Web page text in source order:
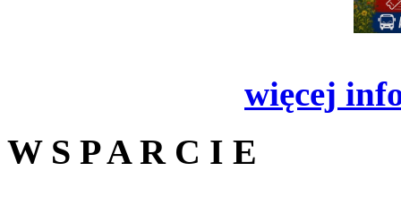
więcej
W S P A R C I E